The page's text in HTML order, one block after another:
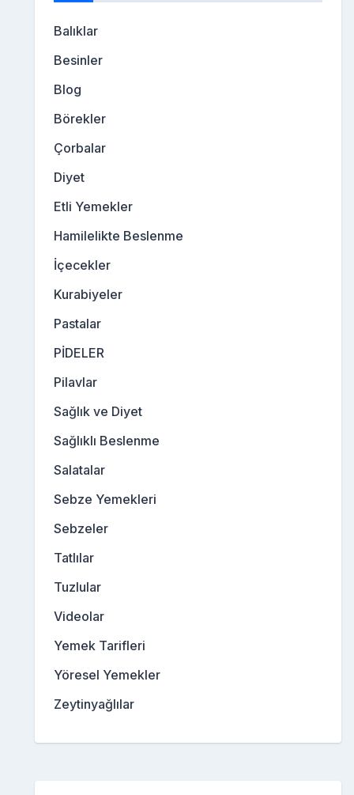
Balıklar
Besinler
Blog
Börekler
Çorbalar
Diyet
Etli Yemekler
Hamilelikte Beslenme
İçecekler
Kurabiyeler
Pastalar
PİDELER
Pilavlar
Sağlık ve Diyet
Sağlıklı Beslenme
Salatalar
Sebze Yemekleri
Sebzeler
Tatlılar
Tuzlular
Videolar
Yemek Tarifleri
Yöresel Yemekler
Zeytinyağlılar